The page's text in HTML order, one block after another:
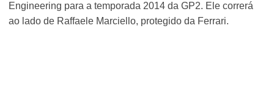
Engineering para a temporada 2014 da GP2. Ele correrá
ao lado de Raffaele Marciello, protegido da Ferrari.